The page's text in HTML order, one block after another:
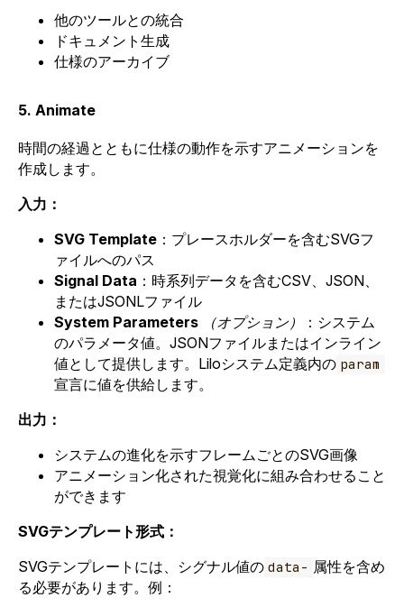
他のツールとの統合
ドキュメント生成
仕様のアーカイブ
5. Animate
時間の経過とともに仕様の動作を示すアニメーションを
作成します。
入力：
SVG Template ：プレースホルダーを含むSVGフ
ァイルへのパス
Signal Data ：時系列データを含むCSV、JSON、
またはJSONLファイル
System Parameters
（オプション）
：システム
のパラメータ値。JSONファイルまたはインライン
値として提供します。Liloシステム定義内の param
宣言に値を供給します。
出力：
システムの進化を示すフレームごとのSVG画像
アニメーション化された視覚化に組み合わせること
ができます
SVGテンプレート形式：
SVGテンプレートには、シグナル値の data- 属性を含め
る必要があります。例：